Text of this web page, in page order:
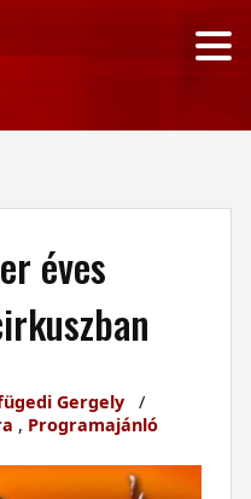
éves
Gergely/
, Programajánló